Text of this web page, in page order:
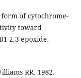
of cytochrome-
toward
2,3-epoxide.
RR. 1982.